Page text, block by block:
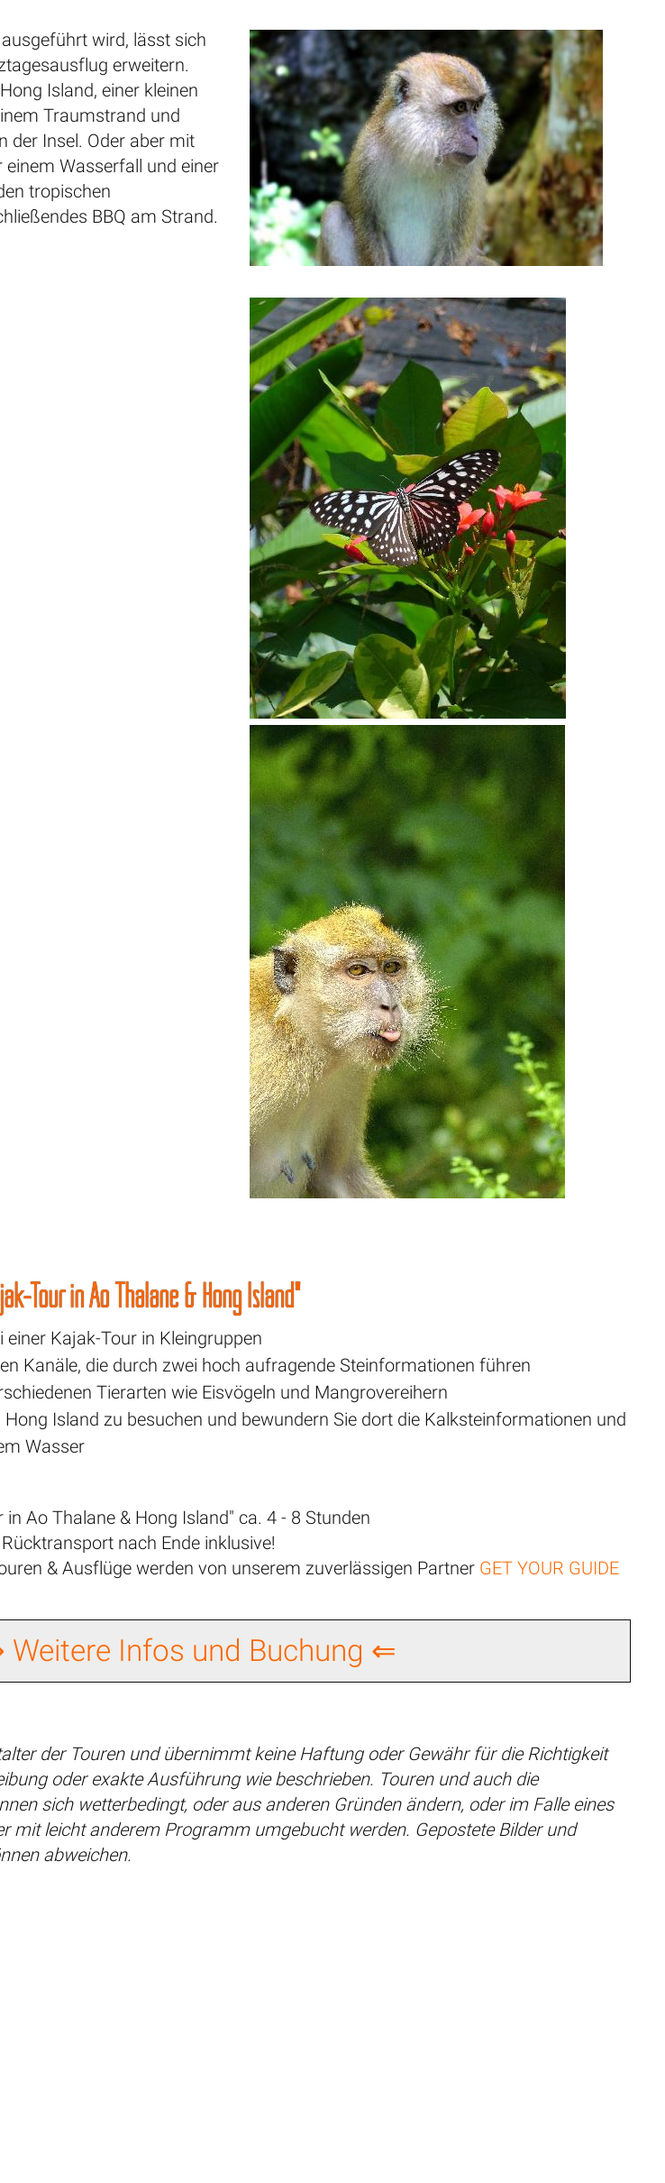
wird, lässt sich
erweitern.
Island, einer kleinen
Traumstrand und
der Insel. Oder aber mit
Wasserfall und einer
tropischen
BBQ am Strand.
Tour in Ao Thalane & Hong Island"
einer Kajak-Tour in Kleingruppen
Kanäle, die durch zwei hoch aufragende Steinformationen führen
Tierarten wie Eisvögeln und Mangrovereihern
Island zu besuchen und bewundern Sie dort die Kalksteinformationen und
Wasser
Ao Thalane & Hong Island" ca. 4 - 8 Stunden
nach Ende inklusive!
& Ausflüge werden von unserem zuverlässigen Partner GET YOUR GUIDE
Infos und Buchung ⇐
der Touren und übernimmt keine Haftung oder Gewähr für die Richtigkeit
oder exakte Ausführung wie beschrieben. Touren und auch die
sich wetterbedingt, oder aus anderen Gründen ändern, oder im Falle eines
mit leicht anderem Programm umgebucht werden. Gepostete Bilder und
abweichen.